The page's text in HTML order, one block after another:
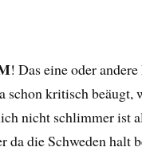
! Das eine oder
schon kritisch beäugt,
nicht schlimmer ist
da die Schweden halt